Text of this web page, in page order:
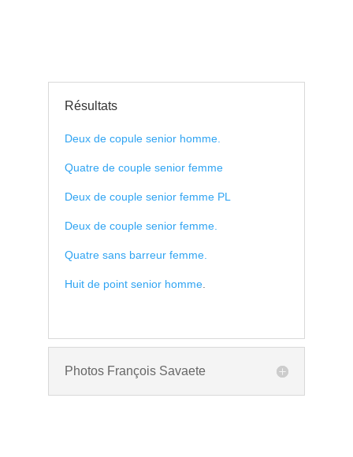
Résultats
Deux de copule senior homme.
Quatre de couple senior femme
Deux de couple senior femme PL
Deux de couple senior femme.
Quatre sans barreur femme.
Huit de point senior homme.
Photos François Savaete